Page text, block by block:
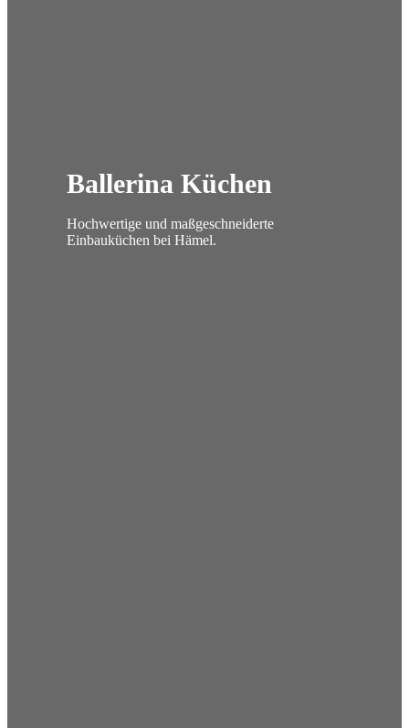
Ballerina Küchen
Hochwertige und maßgeschneiderte
Einbauküchen bei Hämel.